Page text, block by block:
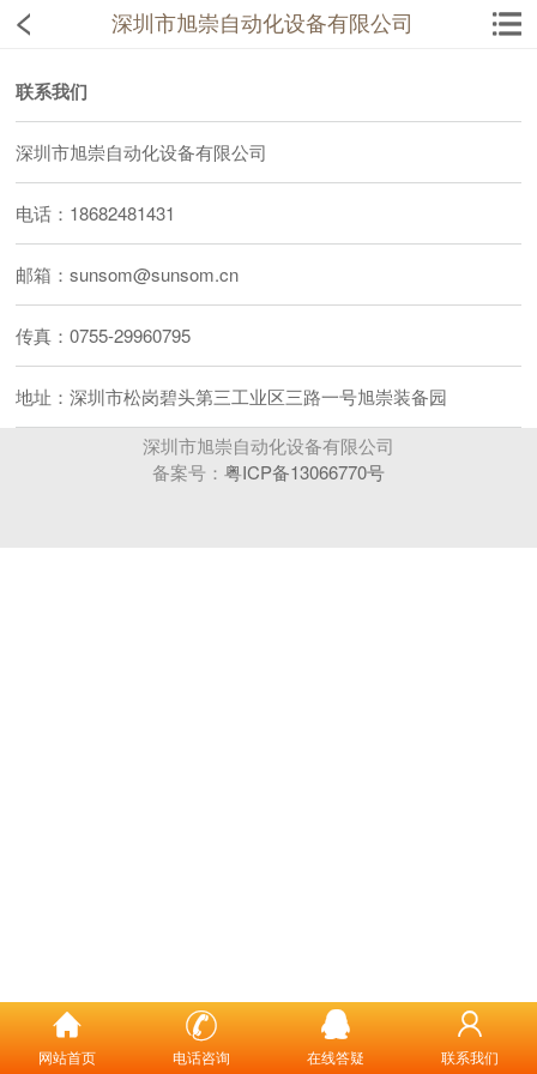
深圳市旭崇自动化设备有限公司
联系我们
深圳市旭崇自动化设备有限公司
电话：18682481431
邮箱：sunsom@sunsom.cn
传真：0755-29960795
地址：深圳市松岗碧头第三工业区三路一号旭崇装备园
深圳市旭崇自动化设备有限公司
备案号： 粤ICP备13066770号
网站首页 电话咨询 在线答疑 联系我们